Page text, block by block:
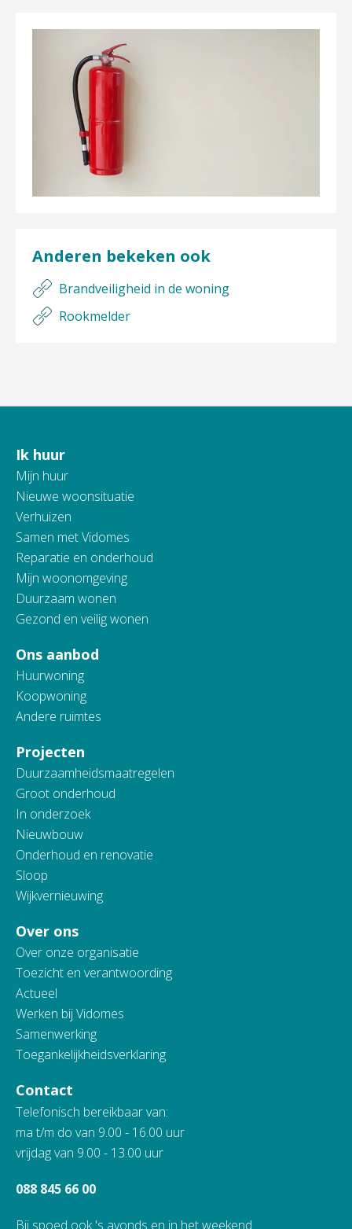
Anderen bekeken ook
Brandveiligheid in de woning
Rookmelder
Contactinformatie
Ik huur
Mijn huur
Nieuwe woonsituatie
Verhuizen
Samen met Vidomes
Reparatie en onderhoud
Mijn woonomgeving
Duurzaam wonen
Gezond en veilig wonen
Ons aanbod
Huurwoning
Koopwoning
Andere ruimtes
Projecten
Duurzaamheidsmaatregelen
Groot onderhoud
In onderzoek
Nieuwbouw
Onderhoud en renovatie
Sloop
Wijkvernieuwing
Over ons
Over onze organisatie
Toezicht en verantwoording
Actueel
Werken bij Vidomes
Samenwerking
Toegankelijkheidsverklaring
Contact
Telefonisch bereikbaar van:
ma t/m do van 9.00 - 16.00 uur
vrijdag van 9.00 - 13.00 uur
088 845 66 00
Bij spoed ook 's avonds en in het weekend.